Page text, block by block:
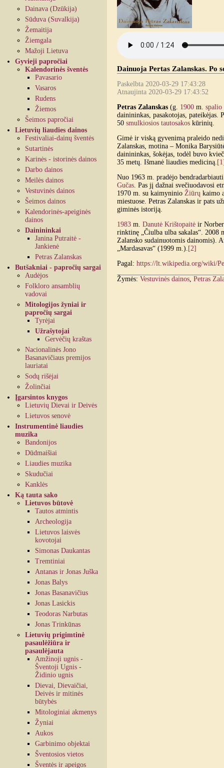
Dainava (Dzūkija)
Sūduva (Suvalkija)
Žemaitija
Žiemgala
Mažoji Lietuva
Gyvieji papročiai
Kalendorinės šventės
Pavasario
Vasaros
Rudens
Žiemos
Šeimos papročiai
Lietuvių liaudies dainos
Festivaliai-dainų šventės
Sutartinės
Karinės - istorinės dainos
Darbo dainos
Meilės dainos
Vestuvinės dainos
Šeimos dainos
Kalendorinės-apeiginės
dainos
Dainininkai
Janina Putraitė -
Jankienė
Petras Zalanskas
Butšakniai - papročių sargai
Audėjos
Folkloro ansamblių
vadovai
Mitologijos žyniai ir
papročių sargai
Tyrėjai
Užrašytojai
Gervėčių kraštas
Nacionalinės Jono
Basanavičiaus premijos
lauriatai
Sodų rišėjai
Žolinčiai
Įgarsintos knygos
Lietuvių Dievai ir Deivės
Lietuvos senovė
Instrumentinė liaudies
muzika
Bandonijos
Dūdmaišiai
Liaudies muzika
Skudučiai
Kanklės
Ką tauta sako
Lietuvos būtovė
Tautos atmintis
Archeologija
Lietuvos laisvės
kovotojai
Simonas Daukantas
Tremtiniai
Antanas ir Jonas Juška
Jonas Balys
Jonas Basanavičius
Jonas Lasickis
Teodoras Narbutas
Jonas Trinkūnas
Lietuvių prigimtinė
pasaulėžiūra ir
pasaulėjauta
Amžinoji ugnis -
Šventoji Ugnis -
Židinio ugnis
Dievai, Dievaičiai,
Deivės ir mitinės
būtybės
Mitologiniai akmenys
Žyniai
Aukos
Garbinimo objektai
Šventosios vietos
Šventės ir apeigos
Dainuoja Pertas Zalanskas. Po
Paskelbta 2020-03-29 17:43:28
Atnaujinta 2020-03-29 17:43:52
Petras Zalanskas (g. 1900 m. spalio
dainininkas, pasakotojas, pateikėjas.
50 smulkiosios tautosakos kūrinių.
Gimė ir viską gyvenimą praleido
Zalanskas, motina – Monika
dainininkas, šokėjas, todėl buvo
35 metų. Išmanė liaudies mediciną.
Nuo 1963 m. pradėjo
Gučas . Pas jį dažnai svečiuodavosi
1970 m. su kaimyninio Žiūrų kaimo
miestuose. Petras Zalanskas ir pats
giminės istoriją.
1983 m. Danutė Krištopaitė ir
rinktinę „Čiulba ulba sakalas“. 2008
Zalansko sudainuotomis dainomis).
„Mardasavas“ (1999 m.). [2]
Pagal: https://lt.wikipedia.org/wiki/
Žymės: Vestuvinės dainos Petras